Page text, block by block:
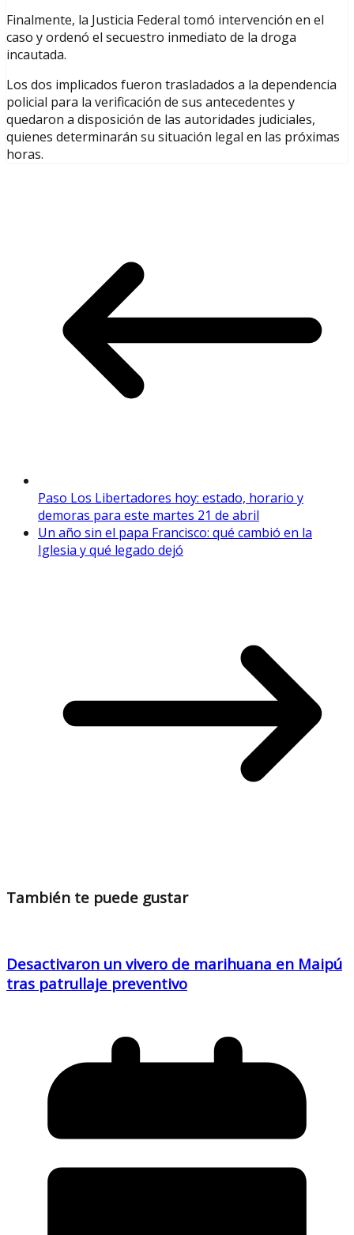
Finalmente, la Justicia Federal tomó intervención en el
caso y ordenó el secuestro inmediato de la droga
incautada.
Los dos implicados fueron trasladados a la dependencia
policial para la verificación de sus antecedentes y
quedaron a disposición de las autoridades judiciales,
quienes determinarán su situación legal en las próximas
horas.
Paso Los Libertadores hoy: estado, horario y
demoras para este martes 21 de abril
Un año sin el papa Francisco: qué cambió en la
Iglesia y qué legado dejó
También te puede gustar
Desactivaron un vivero de marihuana en Maipú
tras patrullaje preventivo